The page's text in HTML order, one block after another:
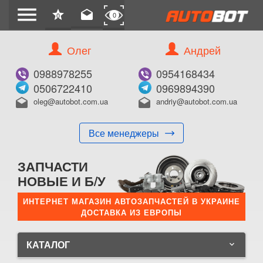
menu star
0 drafts 0
Олег
0988978255
0506722410
drafts oleg@autobot.com.ua
Все менеджеры
Андрей
0954168434
0969894390
drafts andriy@autobot.com.ua
ЗАПЧАСТИ
НОВЫЕ И Б/У
ИНТЕРНЕТ МАГАЗИН АВТОЗАПЧАСТЕЙ В УКРАИНЕ
ДОСТАВКА ИЗ ЕВРОПЫ
КАТАЛОГ keyboard_arrow_down